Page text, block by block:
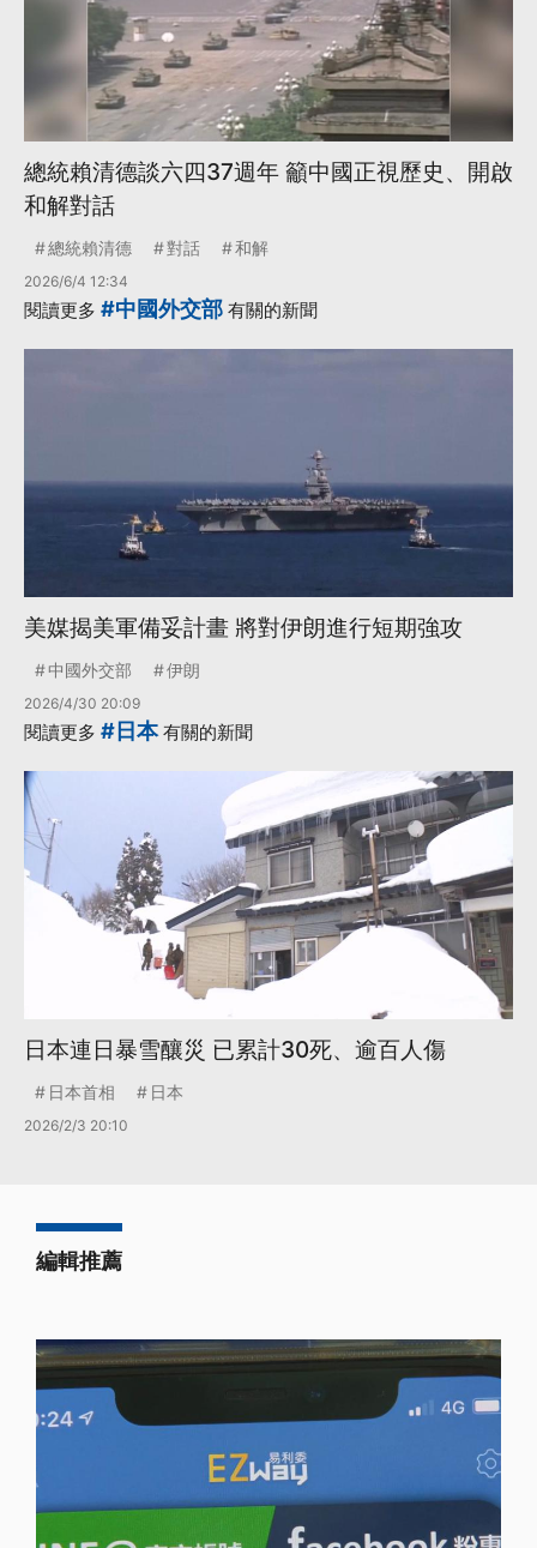
總統賴清德談六四37週年 籲中國正視歷史、開啟
和解對話
總統賴清德 對話 和解
2026/6/4 12:34
閱讀更多 #中國外交部 有關的新聞
美媒揭美軍備妥計畫 將對伊朗進行短期強攻
中國外交部 伊朗
2026/4/30 20:09
閱讀更多 #日本有關的新聞
日本連日暴雪釀災 已累計30死、逾百人傷
日本首相 日本
2026/2/3 20:10
編輯推薦